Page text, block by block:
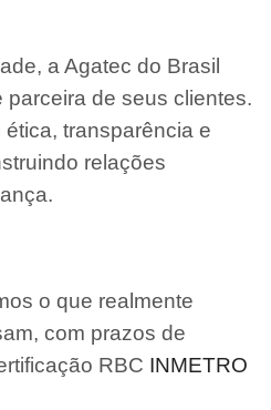
a Agatec do Brasil
de seus clientes.
transparência e
relações
o que realmente
com prazos de
RBC INMETRO